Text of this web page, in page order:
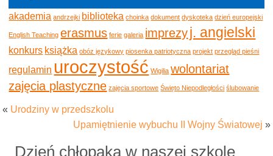
akademia andrzejki biblioteka choinka dokument dyskoteka dzień europejski
English Teaching erasmus ferie galeria imprezyj. angielski
konkurs książka obóz językowy piosenka patriotyczna projekt przegląd pieśni
regulamin uroczystość Wigilia wolontariat
zajęcia plastyczne zajęcia sportowe Święto Niepodległości ślubowanie
« Urodziny w przedszkolu
Upamiętnienie wybuchu II Wojny Światowej »
Dzień chłopaka w naszej szkole